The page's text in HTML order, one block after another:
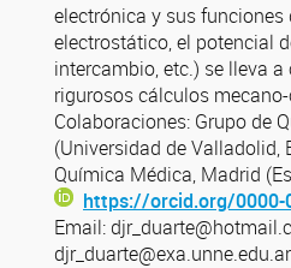
electrónica y sus funciones
electrostático, el potencial
intercambio, etc.) se lleva
rigurosos cálculos
Colaboraciones: Grupo de
(Universidad de Valladolid,
Química Médica, Madrid
https://orcid.org/0000-
Email:
djr_duarte@exa.unne.edu.ar